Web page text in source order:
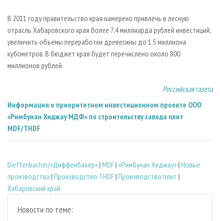
В 2011 году правительство края намерено привлечь в лесную
отрасль Хабаровского края более 7,4 миллиарда рублей инвестиций,
увеличить объемы переработки древесины до 1,5 миллиона
кубометров. В бюджет края будет перечислено около 800
миллионов рублей.
Российская газета
Информация о приоритетном инвестиционном проекте ООО
«Римбунан Хиджау МДФ» по строительству завода плит
MDF/THDF
Dieffenbacher/«Диффенбахер»| MDF| «Римбунан Хиджау»| Новые
производства | Производство THDF| Производство плит |
Хабаровский край
Новости по теме: